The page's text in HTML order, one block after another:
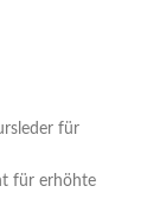
für
für erhöhte